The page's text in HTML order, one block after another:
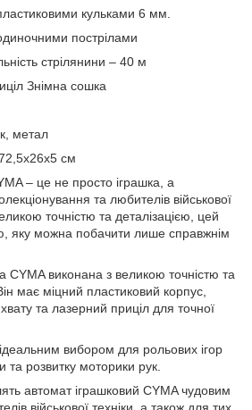
кульками 6 мм.
пострілами
стрілянини – 40 м
Знімна сошка
метал
см
– це не просто іграшка, а
та любителів військової
точністю та деталізацією, цей
яку можна побачити лише справжнім
CYMA виконана з великою точністю та
має міцний пластиковий корпус,
та лазерний приціл для точної
вибором для рольових ігор
та розвитку моторики рук.
автомат іграшковий CYMA чудовим
військової техніки, а також для тих,